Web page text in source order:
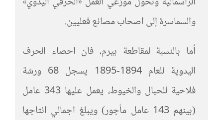
والسماسرة إلى اصحاب مصانع فعليين.
أما بالنسبة لمقاطعة بيرم، فان احصاء الحرف
اليدوية للعام 1894-1895 يسجل 68 ورشة
فلاحية للحبال والخيوط، يعمل عليها 343 عامل
(بينهم 143 عامل مأجور) ويبلغ اجمالي انتاجها